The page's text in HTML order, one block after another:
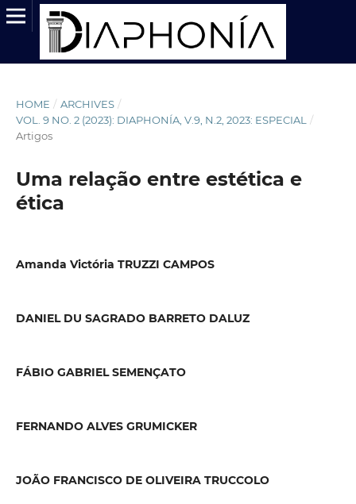
HOME / ARCHIVES /
VOL. 9 NO. 2 (2023): DIAPHONÍA, V.9, N.2, 2023: ESPECIAL
/
Artigos
Uma relação entre estética e
ética
Amanda Victória TRUZZI CAMPOS
DANIEL DU SAGRADO BARRETO DALUZ
FÁBIO GABRIEL SEMENÇATO
FERNANDO ALVES GRUMICKER
JOÃO FRANCISCO DE OLIVEIRA TRUCCOLO